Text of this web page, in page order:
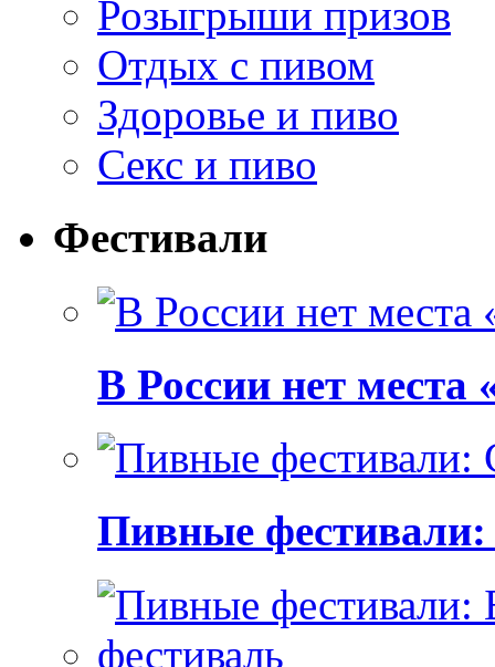
Розыгрыши призов
Отдых с пивом
Здоровье и пиво
Секс и пиво
Фестивали
В России нет места
Пивные фестивали: